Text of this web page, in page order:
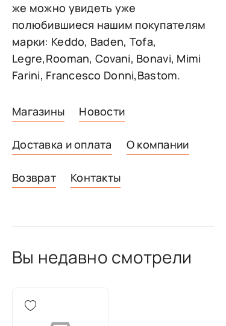
Магазины Новости
Доставка и оплата О компании
Возврат Контакты
же можно увидеть уже
полюбившиеся нашим покупателям
марки: Keddo, Baden, Tofa,
Legre,Rooman, Covani, Bonavi, Mimi
Farini, Francesco Donni,Bastom.
Вы недавно смотрели